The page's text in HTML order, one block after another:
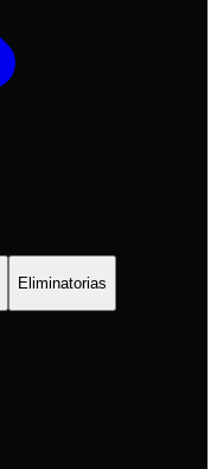
Eliminatorias